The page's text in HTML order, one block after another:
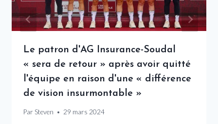
Le patron d'AG Insurance-Soudal
« sera de retour » après avoir quitté
l'équipe en raison d'une « différence
de vision insurmontable »
Par Steven 29 mars 2024